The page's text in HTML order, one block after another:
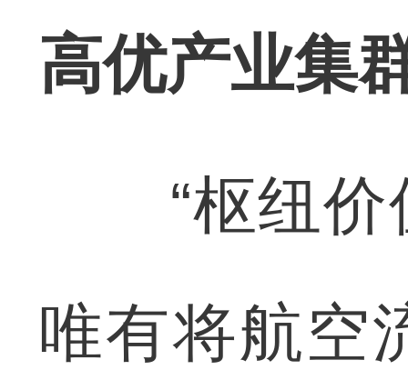
高优产业集
“枢纽价
唯有将航空